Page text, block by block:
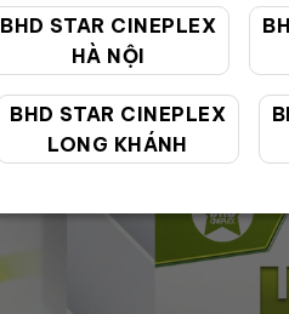
BHD STAR CINEPLEX
HÀ NỘI
BHD STAR CINEPLEX
LONG KHÁNH